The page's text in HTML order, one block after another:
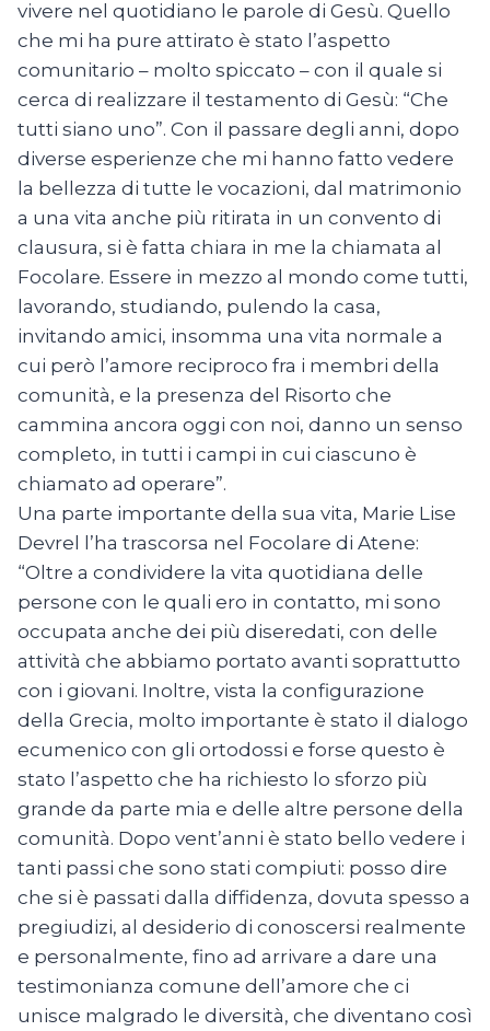
vivere nel quotidiano le parole di Gesù. Quello
che mi ha pure attirato è stato l’aspetto
comunitario – molto spiccato – con il quale si
cerca di realizzare il testamento di Gesù: “Che
tutti siano uno”. Con il passare degli anni, dopo
diverse esperienze che mi hanno fatto vedere
la bellezza di tutte le vocazioni, dal matrimonio
a una vita anche più ritirata in un convento di
clausura, si è fatta chiara in me la chiamata al
Focolare. Essere in mezzo al mondo come tutti,
lavorando, studiando, pulendo la casa,
invitando amici, insomma una vita normale a
cui però l’amore reciproco fra i membri della
comunità, e la presenza del Risorto che
cammina ancora oggi con noi, danno un senso
completo, in tutti i campi in cui ciascuno è
chiamato ad operare”.
Una parte importante della sua vita, Marie Lise
Devrel l’ha trascorsa nel Focolare di Atene:
“Oltre a condividere la vita quotidiana delle
persone con le quali ero in contatto, mi sono
occupata anche dei più diseredati, con delle
attività che abbiamo portato avanti soprattutto
con i giovani. Inoltre, vista la configurazione
della Grecia, molto importante è stato il dialogo
ecumenico con gli ortodossi e forse questo è
stato l’aspetto che ha richiesto lo sforzo più
grande da parte mia e delle altre persone della
comunità. Dopo vent’anni è stato bello vedere i
tanti passi che sono stati compiuti: posso dire
che si è passati dalla diffidenza, dovuta spesso a
pregiudizi, al desiderio di conoscersi realmente
e personalmente, fino ad arrivare a dare una
testimonianza comune dell’amore che ci
unisce malgrado le diversità, che diventano così